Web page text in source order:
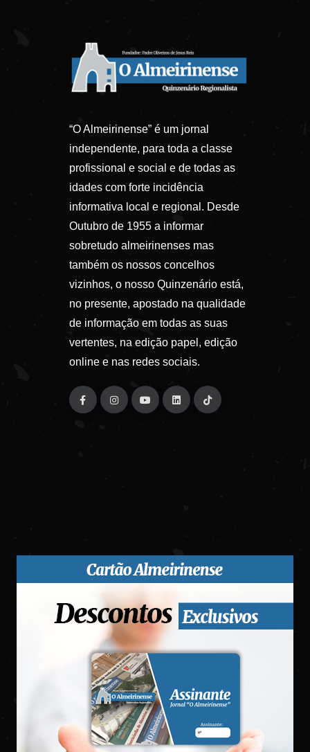
“O Almeirinense” é um jornal
independente, para toda a classe
profissional e social e de todas as
idades com forte incidência
informativa local e regional. Desde
Outubro de 1955 a informar
sobretudo almeirinenses mas
também os nossos concelhos
vizinhos, o nosso Quinzenário está,
no presente, apostado na qualidade
de informação em todas as suas
vertentes, na edição papel, edição
online e nas redes sociais.